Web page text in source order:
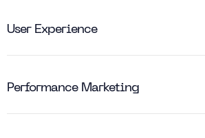
User Experience
Performance Marketing